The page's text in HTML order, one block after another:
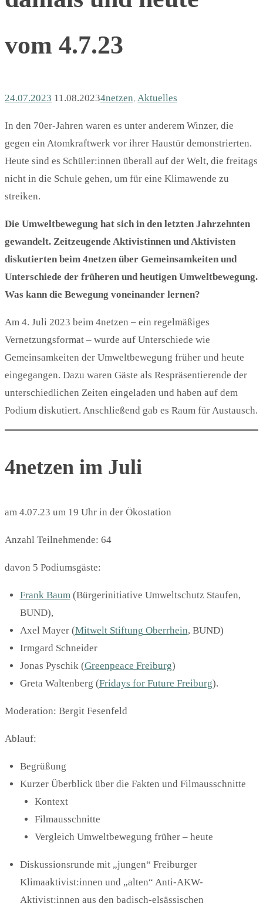
vom 4.7.23
24.07.2023 11.08.20234netzen, Aktuelles
In den 70er-Jahren waren es unter anderem Winzer, die
gegen ein Atomkraftwerk vor ihrer Haustür demonstrierten.
Heute sind es Schüler:innen überall auf der Welt, die freitags
nicht in die Schule gehen, um für eine Klimawende zu
streiken.
Die Umweltbewegung hat sich in den letzten Jahrzehnten
gewandelt. Zeitzeugende Aktivistinnen und Aktivisten
diskutierten beim 4netzen über Gemeinsamkeiten und
Unterschiede der früheren und heutigen Umweltbewegung.
Was kann die Bewegung voneinander lernen?
Am 4. Juli 2023 beim 4netzen – ein regelmäßiges
Vernetzungsformat – wurde auf Unterschiede wie
Gemeinsamkeiten der Umweltbewegung früher und heute
eingegangen. Dazu waren Gäste als Respräsentierende der
unterschiedlichen Zeiten eingeladen und haben auf dem
Podium diskutiert. Anschließend gab es Raum für Austausch.
4netzen im Juli
am 4.07.23 um 19 Uhr in der Ökostation
Anzahl Teilnehmende: 64
davon 5 Podiumsgäste:
Frank Baum (Bürgerinitiative Umweltschutz Staufen,
BUND),
Axel Mayer (Mitwelt Stiftung Oberrhein, BUND)
Irmgard Schneider
Jonas Pyschik (Greenpeace Freiburg)
Greta Waltenberg (Fridays for Future Freiburg).
Moderation: Bergit Fesenfeld
Ablauf:
Begrüßung
Kurzer Überblick über die Fakten und Filmausschnitte
Kontext
Filmausschnitte
Vergleich Umweltbewegung früher – heute
Diskussionsrunde mit „jungen“ Freiburger
Klimaaktivist:innen und „alten“ Anti-AKW-
Aktivist:innen aus den badisch-elsässischen